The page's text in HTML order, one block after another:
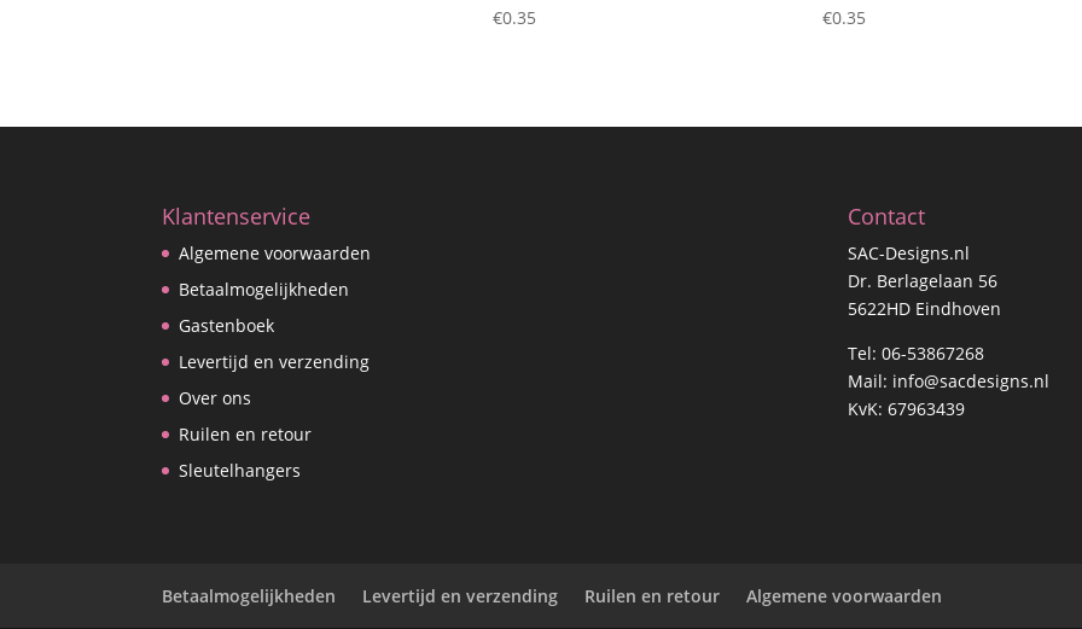
€0.35 €0.35
Klantenservice
Algemene voorwaarden
Betaalmogelijkheden
Gastenboek
Levertijd en verzending
Over ons
Ruilen en retour
Sleutelhangers
Contact
SAC-Designs.nl
Dr. Berlagelaan 56
5622HD Eindhoven
Tel: 06-53867268
Mail: info@sacdesigns.nl
KvK: 67963439
Betaalmogelijkheden Levertijd en verzending Ruilen en retour Algemene voorwaarden